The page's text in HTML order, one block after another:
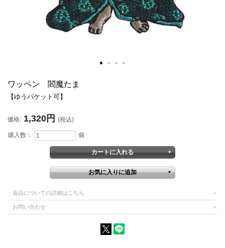
ワッペン 閻魔たま
【ゆうパケット可】
価格: 1,320円 (税込)
購入数： 個
返品についての詳細はこちら
お問い合わせ